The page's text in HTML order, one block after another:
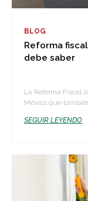
BLOG
Reforma
debe saber
La Reforma Fiscal
México que
SEGUIR LEYENDO